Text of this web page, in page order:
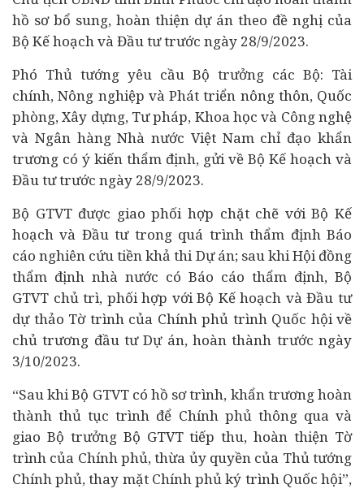
hồ sơ bổ sung, hoàn thiện dự án theo đề nghị của
Bộ Kế hoạch và Đầu tư trước ngày 28/9/2023.
Phó Thủ tướng yêu cầu Bộ trưởng các Bộ: Tài
chính, Nông nghiệp và Phát triển nông thôn, Quốc
phòng, Xây dựng, Tư pháp, Khoa học và Công nghệ
và Ngân hàng Nhà nước Việt Nam chỉ đạo khẩn
trương có ý kiến thẩm định, gửi về Bộ Kế hoạch và
Đầu tư trước ngày 28/9/2023.
Bộ GTVT được giao phối hợp chặt chẽ với Bộ Kế
hoạch và Đầu tư trong quá trình thẩm định Báo
cáo nghiên cứu tiền khả thiDự án; sau khi Hội đồng
thẩm định nhà nước có Báo cáo thẩm định, Bộ
GTVT chủ trì, phối hợp với Bộ Kế hoạch và Đầu tư
dự thảo Tờ trình của Chính phủ trình Quốc hội về
chủ trương đầu tư Dự án, hoàn thành trước ngày
3/10/2023.
“Sau khi Bộ GTVT có hồ sơ trình, khẩn trương hoàn
thành thủ tục trình để Chính phủ thông qua và
giao Bộ trưởng Bộ GTVT tiếp thu, hoàn thiện Tờ
trình của Chính phủ, thừa ủy quyền của Thủ tướng
Chính phủ, thay mặt Chính phủ ký trình Quốc hội”,